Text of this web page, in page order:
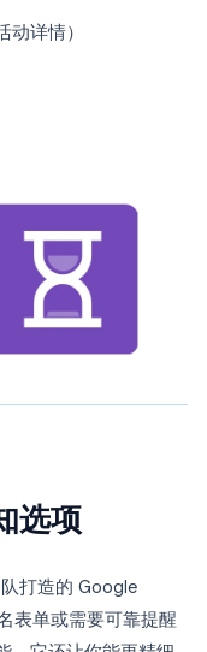
详情）
选项
打造的 Google
表单或需要可靠提醒